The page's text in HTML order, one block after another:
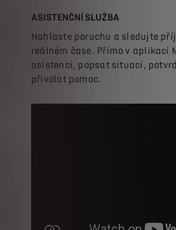
ASISTENČNÍ SLUŽBA
Nahlaste poruchu a sledujte
reálném čase. Přímo v aplikaci
asistenci, popsat situaci,
přivolat pomoc.